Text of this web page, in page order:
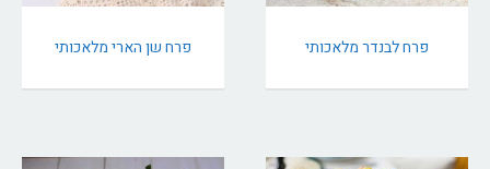
פרח לבנדר מלאכותי פרח שן הארי מלאכותי